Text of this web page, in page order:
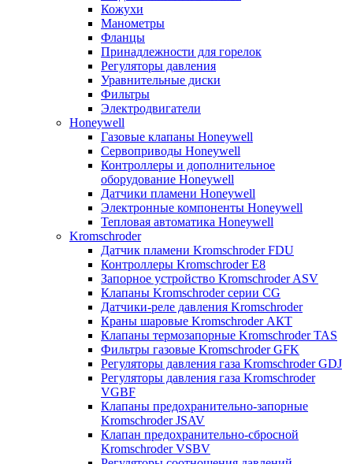
Кожухи
Манометры
Фланцы
Принадлежности для горелок
Регуляторы давления
Уравнительные диски
Фильтры
Электродвигатели
Honeywell
Газовые клапаны Honeywell
Сервоприводы Honeywell
Контроллеры и дополнительное
оборудование Honeywell
Датчики пламени Honeywell
Электронные компоненты Honeywell
Тепловая автоматика Honeywell
Kromschroder
Датчик пламени Kromschroder FDU
Контроллеры Kromschroder E8
Запорное устройство Kromschroder ASV
Клапаны Kromschroder серии CG
Датчики-реле давления Kromschroder
Краны шаровые Kromschroder АКТ
Клапаны термозапорные Kromschroder TAS
Фильтры газовые Kromschroder GFK
Регуляторы давления газа Kromschroder GDJ
Регуляторы давления газа Kromschroder
VGBF
Клапаны предохранительно-запорные
Kromschroder JSAV
Клапан предохранительно-сбросной
Kromschroder VSBV